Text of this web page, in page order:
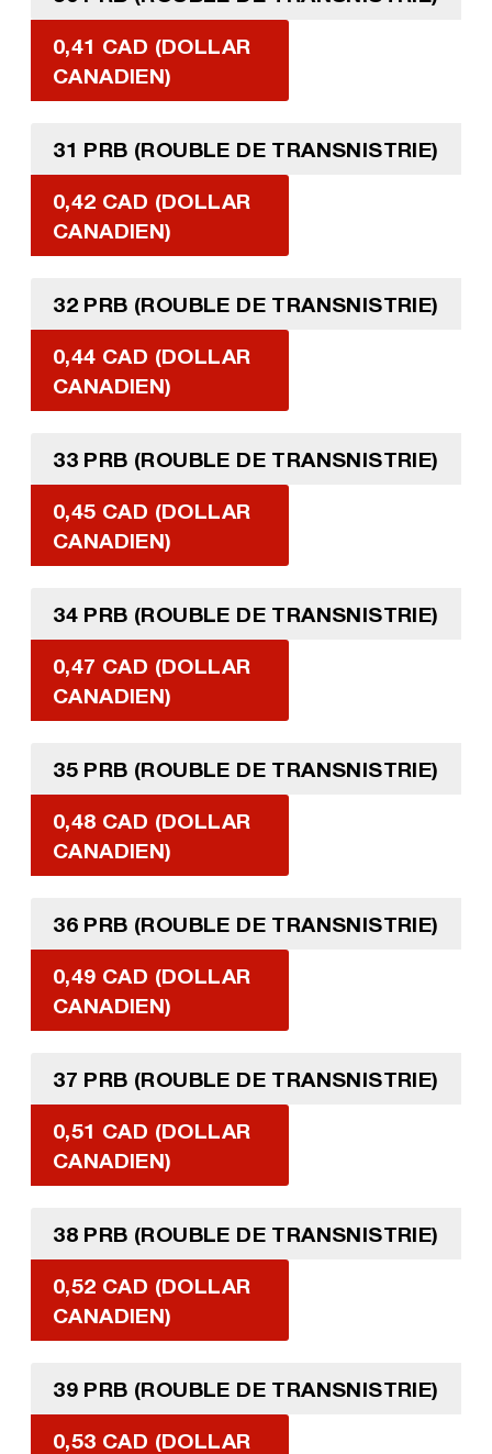
0,41 CAD (DOLLAR
CANADIEN)
31 PRB (ROUBLE DE TRANSNISTRIE)
0,42 CAD (DOLLAR
CANADIEN)
32 PRB (ROUBLE DE TRANSNISTRIE)
0,44 CAD (DOLLAR
CANADIEN)
33 PRB (ROUBLE DE TRANSNISTRIE)
0,45 CAD (DOLLAR
CANADIEN)
34 PRB (ROUBLE DE TRANSNISTRIE)
0,47 CAD (DOLLAR
CANADIEN)
35 PRB (ROUBLE DE TRANSNISTRIE)
0,48 CAD (DOLLAR
CANADIEN)
36 PRB (ROUBLE DE TRANSNISTRIE)
0,49 CAD (DOLLAR
CANADIEN)
37 PRB (ROUBLE DE TRANSNISTRIE)
0,51 CAD (DOLLAR
CANADIEN)
38 PRB (ROUBLE DE TRANSNISTRIE)
0,52 CAD (DOLLAR
CANADIEN)
39 PRB (ROUBLE DE TRANSNISTRIE)
0,53 CAD (DOLLAR